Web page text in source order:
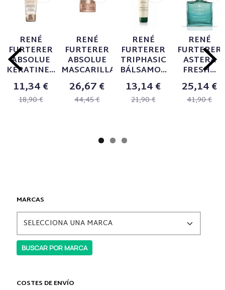
MARCAS
COSTES DE ENVÍO
RENÉ
FURTERER
ABSOLUE
KERATINE...
11,34 €
18,90 €
RENÉ
FURTERER
ABSOLUE
MASCARILLA...
26,67 €
44,45 €
RENÉ
FURTERER
TRIPHASIC
BÁLSAMO...
13,14 €
21,90 €
RENÉ
FURTERER
ASTERA
FRESH...
25,14 €
41,90 €